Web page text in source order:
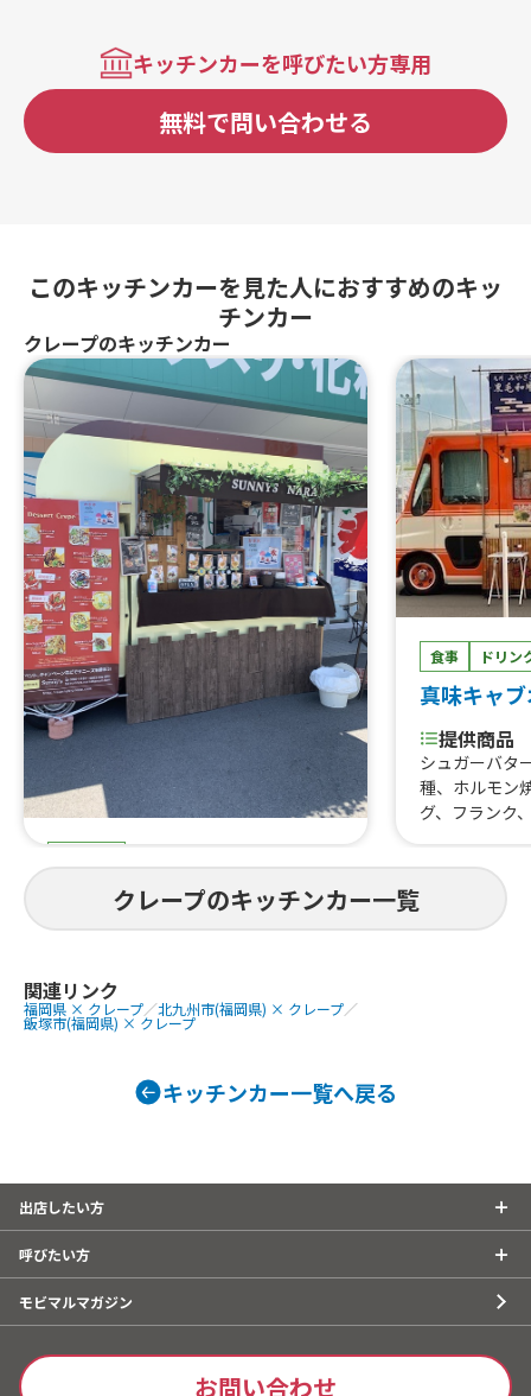
キッチンカーを呼びたい方専用
無料で問い合わせる
このキッチンカーを見た人におすすめのキッ
チンカー
クレープのキッチンカー
サニーズ奈良店
提供商品
食事 ドリン
真味キャ
提供商品
シュガーバタ
種、ホルモン
グ、フランク
どん、ラスポ
ソフトクリ
パイン氷り
、フルフル
クレープのキッチンカー一覧
関連リンク
福岡県 × クレープ／北九州市(福岡県) × クレープ／
飯塚市(福岡県) × クレープ
キッチンカー一覧へ戻る
出店したい方
呼びたい方
モビマルマガジン
お問い合わせ